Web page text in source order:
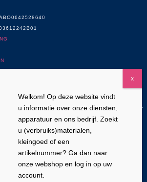
NIEUWSBRIEF
NIEUWS, ONTWIKKELINGEN EN ACTIES OP HET
TANDTECHNIEK EN CADCAM
Welkom! Op deze website vindt
u informatie over onze diensten,
apparatuur en ons bedrijf. Zoekt
u (verbruiks)materialen,
kleingoed of een
artikelnummer? Ga dan naar
onze webshop en log in op uw
account.